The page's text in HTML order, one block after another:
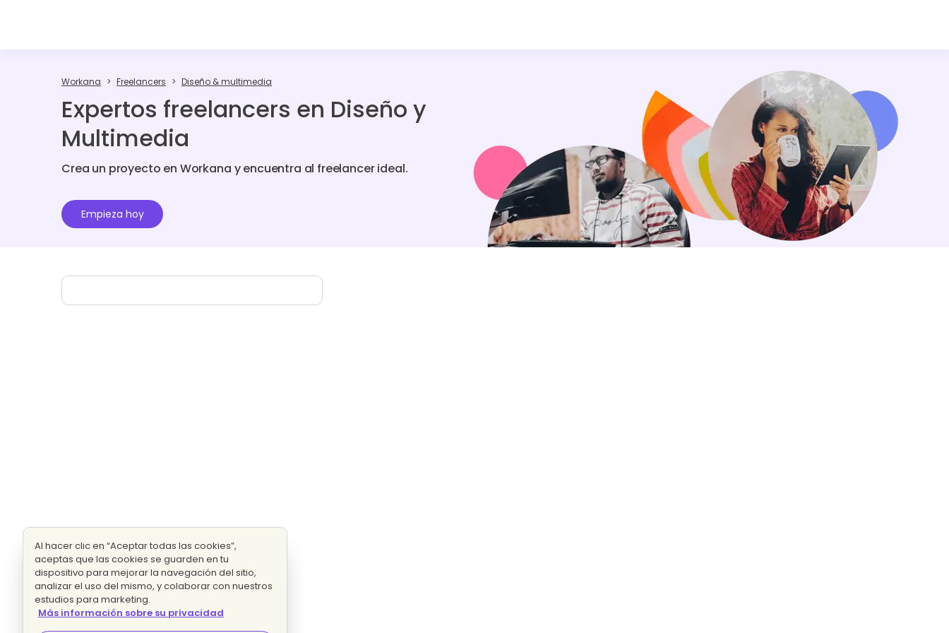
Workana Freelancers Diseño & multimedia
Expertos freelancers en Diseño y
Multimedia
Crea un proyecto en Workana y encuentra al freelancer ideal.
Empieza hoy
Al hacer clic en “Aceptar todas las cookies”,
aceptas que las cookies se guarden en tu
dispositivo para mejorar la navegación del sitio,
analizar el uso del mismo, y colaborar con nuestros
estudios para marketing.
Más información sobre su privacidad